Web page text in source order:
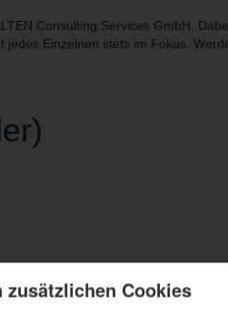
zusätzlichen Cookies
Consulting Services GmbH.
Einzelnen stets im Fokus.